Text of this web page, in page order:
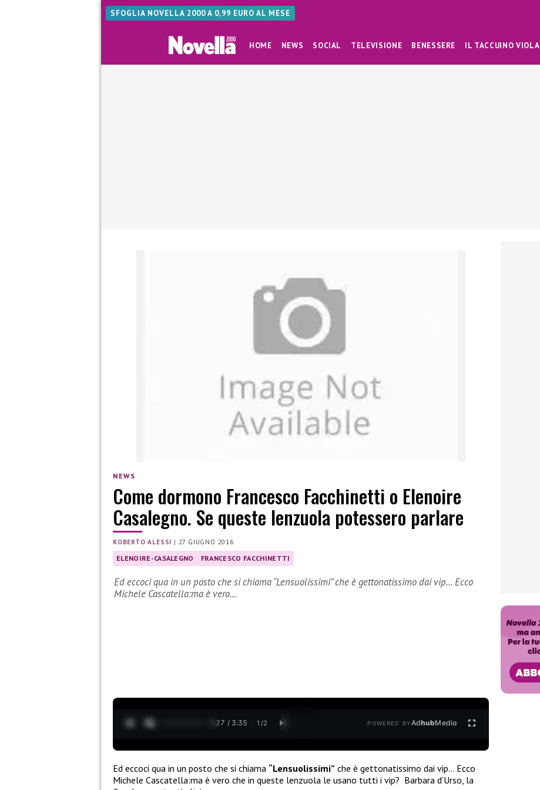
SFOGLIA NOVELLA 2000 A 0,99 EURO AL MESE
HOME NEWS SOCIAL TELEVISIONE BENESSERE IL TACCUINO VIOLA
NEWS
Come dormono Francesco Facchinetti o Elenoire
Casalegno. Se queste lenzuola potessero parlare
ROBERTO ALESSI | 27 GIUGNO 2016
ELENOIRE-CASALEGNO FRANCESCO FACCHINETTI
Ed eccoci qua in un posto che si chiama “Lensuolissimi” che è gettonatissimo dai vip… Ecco
Michele Cascatella:ma è vero…
0:28 / 3:35 1 /2 POWERED BYAdhubMedia
Ed eccoci qua in un posto che si chiama “Lensuolissimi” che è gettonatissimo dai vip… Ecco
Michele Cascatella:ma è vero che in queste lenzuola le usano tutti i vip? Barbara d’Urso, la